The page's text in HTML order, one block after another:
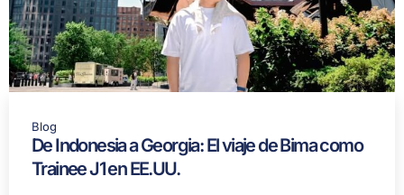
Blog
De Indonesia a Georgia: El viaje de Bima como
Trainee J1 en EE.UU.